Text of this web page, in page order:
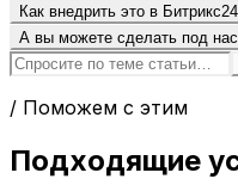
Как внедрить это в
А вы можете сделать под
/ Поможем с этим
Подходящие